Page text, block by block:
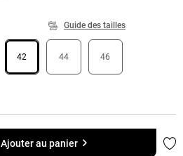
Guide des tailles
42 44 46
Ajouter au panier